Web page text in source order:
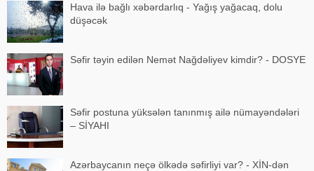
Hava ilə bağlı xəbərdarlıq - Yağış yağacaq, dolu
düşəcək
Səfir təyin edilən Nemət Nağdəliyev kimdir? - DOSYE
Səfir postuna yüksələn tanınmış ailə nümayəndələri
– SİYAHI
Azərbaycanın neçə ölkədə səfirliyi var? - XİN-dən